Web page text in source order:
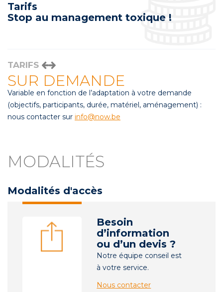
Tarifs
Stop au management toxique !
TARIFS
SUR DEMANDE
Variable en fonction de l’adaptation à votre demande
(objectifs, participants, durée, matériel, aménagement) :
nous contacter sur info@now.be
MODALITÉS
Modalités d'accès
Besoin
d’information
ou d’un devis ?
Notre équipe conseil est
à votre service.
Nous contacter